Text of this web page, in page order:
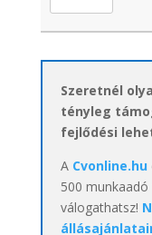
Szeretnél
tényleg
fejlődési
A Cvonline.hu
500
válogathatsz!